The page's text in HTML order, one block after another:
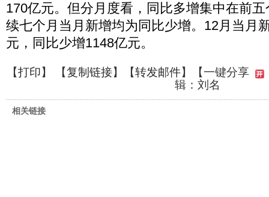
170亿元。但分月度看，同比多增集中在前
续七个月当月新增均为同比少增。12月当月
元，同比少增1148亿元。
【打印】 【复制链接】【转发邮件】
【一键分享
辑：刘名
相关链接